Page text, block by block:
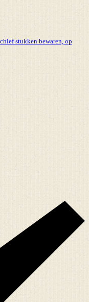
stukken bewaren, op